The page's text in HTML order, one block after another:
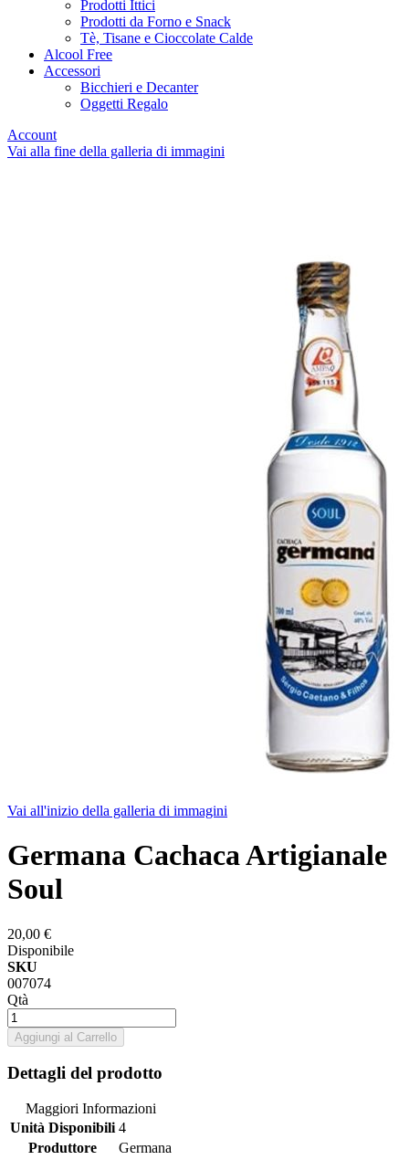
Prodotti Ittici
Prodotti da Forno e Snack
Tè, Tisane e Cioccolate Calde
Alcool Free
Accessori
Bicchieri e Decanter
Oggetti Regalo
Account
Vai alla fine della galleria di immagini
Vai all'inizio della galleria di immagini
Germana Cachaca Artigianale
Soul
20,00 €
Disponibile
SKU
007074
Qtà
Aggiungi al Carrello
Dettagli del prodotto
Maggiori Informazioni
Unità Disponibili 4
Produttore
Germana